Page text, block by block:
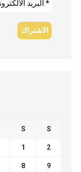
S S
1 2
8 9